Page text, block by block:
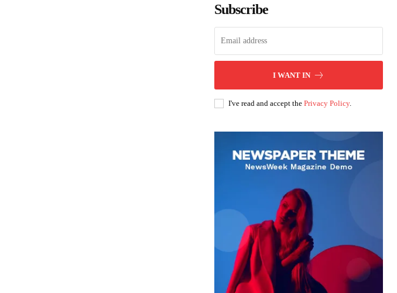
Subscribe
I WANT IN
I've read and accept the Privacy Policy.